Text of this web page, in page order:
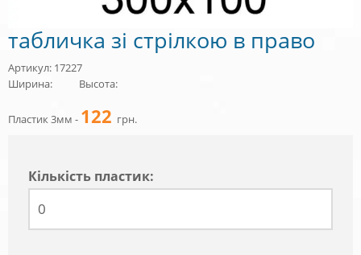
табличка зі стрілкою в право
Артикул: 17227
Ширина:
Высота:
Пластик 3мм - 122 грн.
Кiлькiсть пластик: